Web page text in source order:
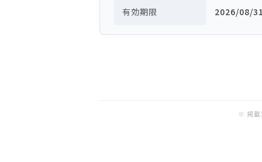
有効期限 2026/08/
※ 掲載